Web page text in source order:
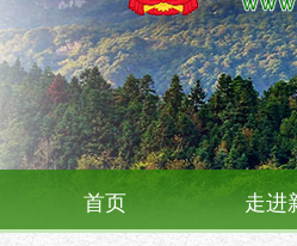
首页 走进